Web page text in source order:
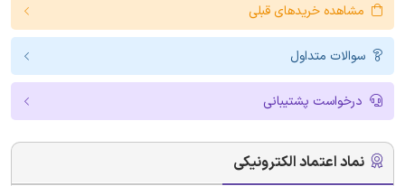
مشاهده خریدهای قبلی
سوالات متداول
درخواست پشتیبانی
نماد اعتماد الکترونیکی